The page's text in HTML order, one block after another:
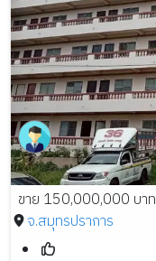
ขาย 150,000,000 บาท
จ.สมุทรปราการ